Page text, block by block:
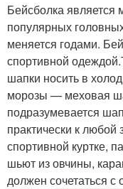
Бейсболка
популярных
меняется годами.
спортивной
шапки носить в
морозы — меховая
подразумевается
практически к
спортивной куртке,
шьют из овчины,
должен сочетаться